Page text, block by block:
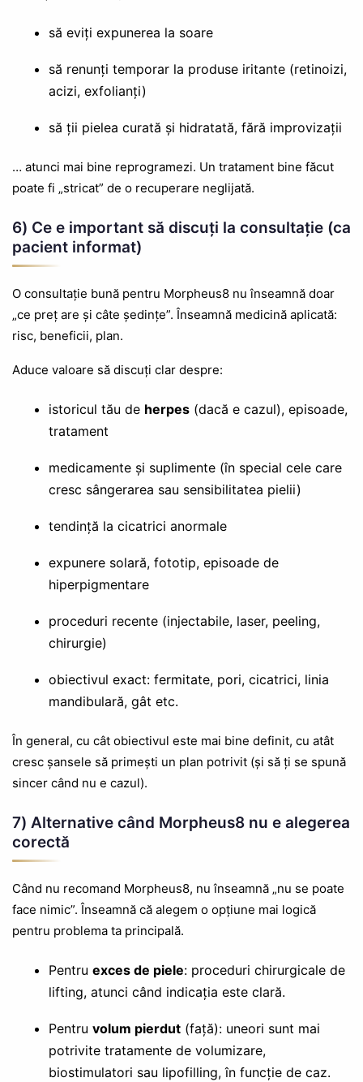
să eviți expunerea la soare
să renunți temporar la produse iritante (retinoizi,
acizi, exfolianți)
să ții pielea curată și hidratată, fără improvizații
… atunci mai bine reprogramezi. Un tratament bine făcut
poate fi „stricat” de o recuperare neglijată.
6) Ce e important să discuți la consultație (ca
pacient informat)
O consultație bună pentru Morpheus8 nu înseamnă doar
„ce preț are și câte ședințe”. Înseamnă medicină aplicată:
risc, beneficii, plan.
Aduce valoare să discuți clar despre:
istoricul tău de herpes(dacă e cazul), episoade,
tratament
medicamente și suplimente (în special cele care
cresc sângerarea sau sensibilitatea pielii)
tendință la cicatrici anormale
expunere solară, fototip, episoade de
hiperpigmentare
proceduri recente (injectabile, laser, peeling,
chirurgie)
obiectivul exact: fermitate, pori, cicatrici, linia
mandibulară, gât etc.
În general, cu cât obiectivul este mai bine definit, cu atât
cresc șansele să primești un plan potrivit (și să ți se spună
sincer când nu e cazul).
7) Alternative când Morpheus8 nu e alegerea
corectă
Când nu recomand Morpheus8, nu înseamnă „nu se poate
face nimic”. Înseamnă că alegem o opțiune mai logică
pentru problema ta principală.
Pentru exces de piele: proceduri chirurgicale de
lifting, atunci când indicația este clară.
Pentru volum pierdut(față): uneori sunt mai
potrivite tratamente de volumizare,
biostimulatori sau lipofilling, în funcție de caz.